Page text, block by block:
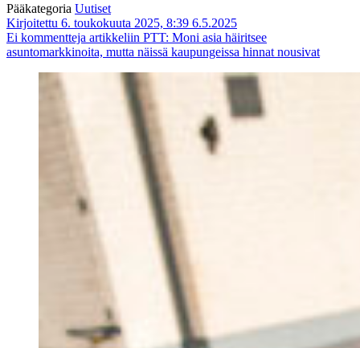
Pääkategoria Uutiset
Kirjoitettu 6. toukokuuta 2025, 8:39 6.5.2025
Ei kommentteja artikkeliin PTT: Moni asia häiritsee
asuntomarkkinoita, mutta näissä kaupungeissa hinnat nousivat